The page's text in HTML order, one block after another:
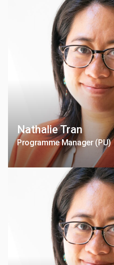
Nathalie Tran
Programme Manager (PU)